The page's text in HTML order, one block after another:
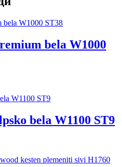
bela W1000
bela W1100 ST9